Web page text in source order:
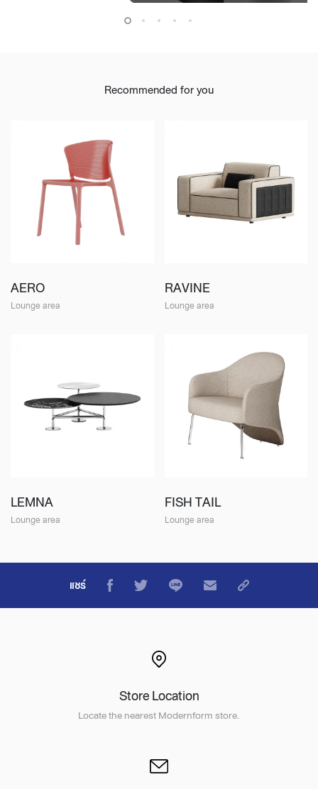
Recommended for you
AERO
Lounge area
RAVINE
Lounge area
LEMNA
Lounge area
FISH TAIL
Lounge area
แชร์
Store Location
Locate the nearest Modernform store.